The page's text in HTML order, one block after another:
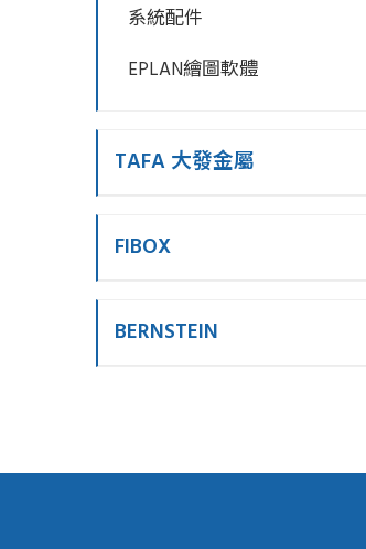
系統配件
EPLAN繪圖軟體
TAFA 大發金屬
FIBOX
BERNSTEIN